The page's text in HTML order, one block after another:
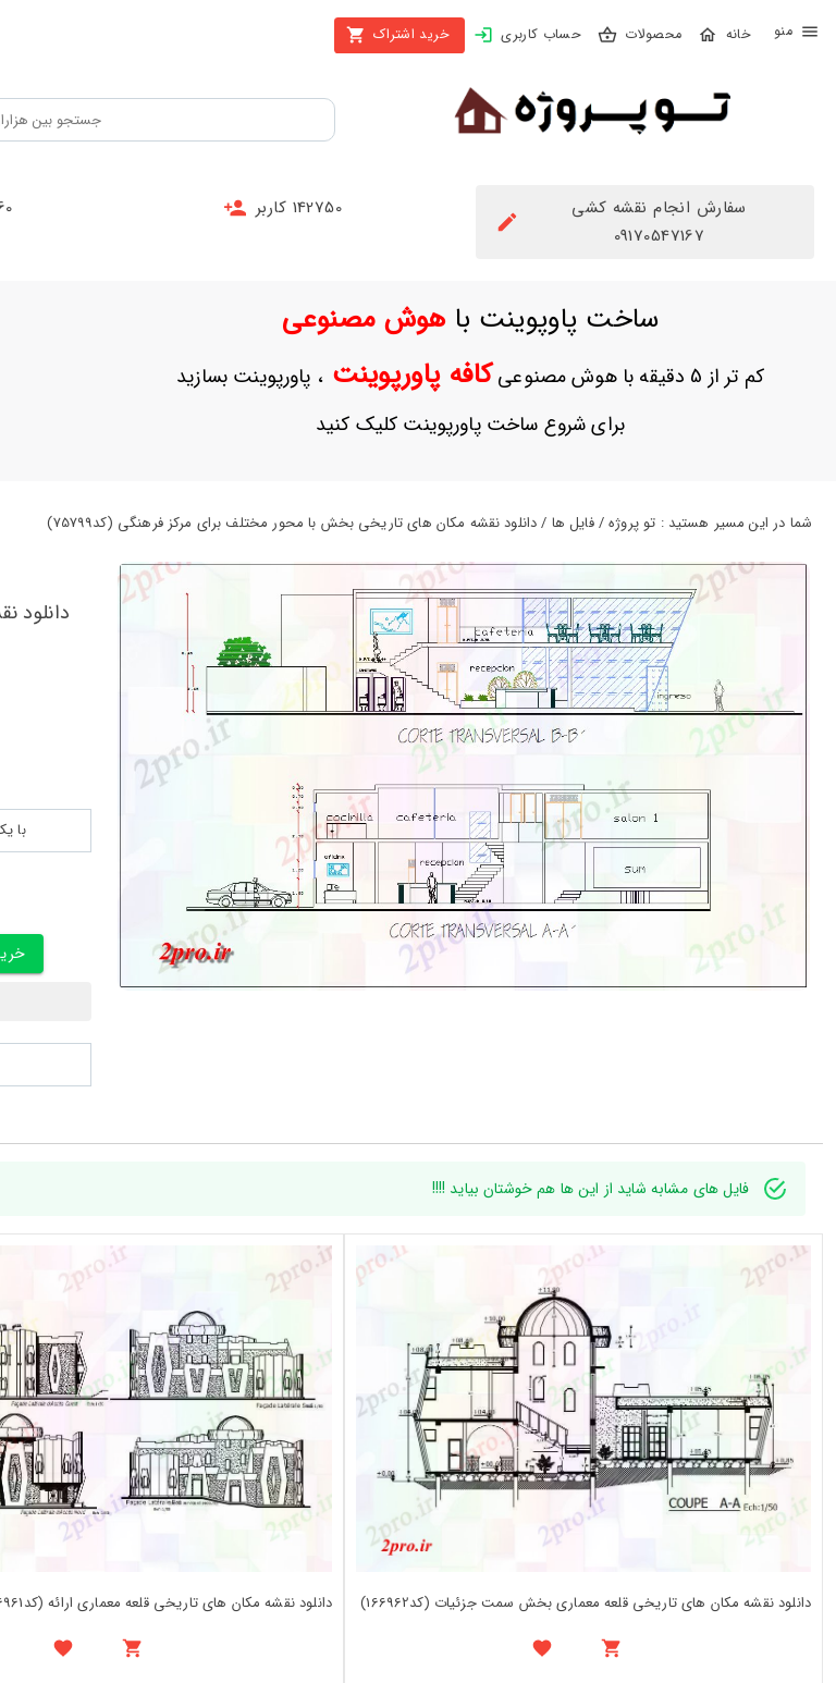
محصولات حساب کاربری خرید اشتراک
بستن
محصولات
حساب
کاربری
عبور
سفارش انجام نقشه کشی
09170547167
142750 کاربر
ساخت پاوپوینت باهوش مصنوعی
کم تر از 5 دقیقه با هوش مصنوعی کافه پاورپوینت، پاورپوینت بسازید
برای شروع ساخت پاورپوینت کلیک کنید
شما در این مسیر هستید : تو پروژه / فایل ها / دانلود نقشه مکان های تاریخی بخش با محور مختلف برای مرکز فرهنگی (کد75799)
دانلود
با یک خرید
فایل های مشابه شاید از این ها هم خوشتان بیاید !!!!
دانلود نقشه مکان های تاریخی قلعه معماری بخش سمت جزئیات (کد166962) دانلود نقشه مکان های تاریخی قلعه معماری ارائه (کد166961)